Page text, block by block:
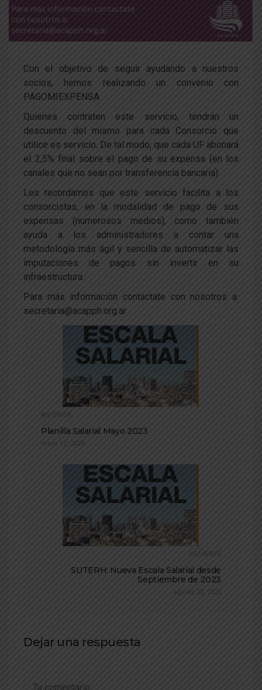
Con el objetivo de seguir ayudando a nuestros
socios, hemos realizando un convenio con
PAGOMIEXPENSA.
Quienes contraten este servicio, tendrán un
descuento del mismo para cada Consorcio que
utilice es servicio. De tal modo, que cada UF abonará
el 2,5% final sobre el pago de su expensa (en los
canales que no sean por transferencia bancaria).
Les recordamos que este servicio facilita a los
consorcistas, en la modalidad de pago de sus
expensas (numerosos medios), como también
ayuda a los administradores a contar una
metodología más ágil y sencilla de automatizar las
imputaciones de pagos sin invertir en su
infraestructura.
Para más información contactate con nosotros a:
secretaria@acapph.org.ar
ANTERIOR
Planilla Salarial Mayo 2023
mayo 17, 2023
SIGUIENTE
SUTERH: Nueva Escala Salarial desde
Septiembre de 2023
agosto 22, 2023
Dejar una respuesta